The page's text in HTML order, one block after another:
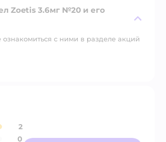
Zoetis 3.6мг №20 и его
с ними в разделе акций
2
0